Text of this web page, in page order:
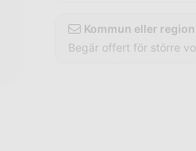
Kommun eller
Begär offert för större